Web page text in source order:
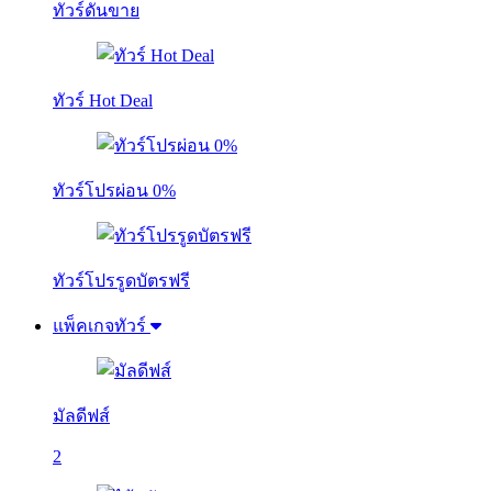
ทัวร์ดันขาย
ทัวร์ Hot Deal
ทัวร์โปรผ่อน 0%
ทัวร์โปรรูดบัตรฟรี
แพ็คเกจทัวร์
มัลดีฟส์
2